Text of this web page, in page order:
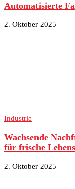
Automatisierte
2. Oktober 2025
Industrie
Wachsende
für frische
2. Oktober 2025